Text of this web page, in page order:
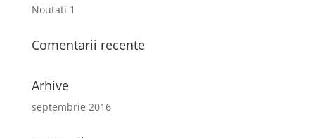
Noutati 1
Comentarii recente
Arhive
septembrie 2016